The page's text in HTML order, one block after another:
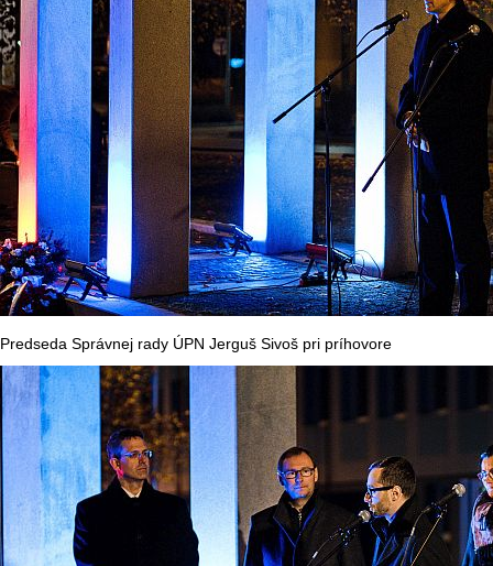
Predseda Správnej rady ÚPN Jerguš Sivoš pri príhovore